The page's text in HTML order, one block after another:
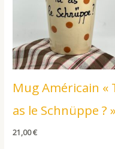
Mug Américain «
as le Schnüppe ? »
21,00€